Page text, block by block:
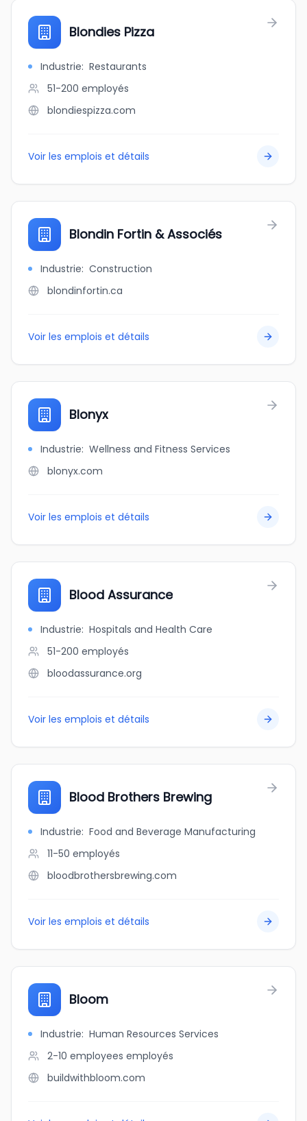
Blondies Pizza
Industrie: Restaurants
51-200 employés
blondiespizza.com
Voir les emplois et détails
Blondin Fortin & Associés
Industrie: Construction
blondinfortin.ca
Voir les emplois et détails
Blonyx
Industrie: Wellness and Fitness Services
blonyx.com
Voir les emplois et détails
Blood Assurance
Industrie: Hospitals and Health Care
51-200 employés
bloodassurance.org
Voir les emplois et détails
Blood Brothers Brewing
Industrie: Food and Beverage Manufacturing
11-50 employés
bloodbrothersbrewing.com
Voir les emplois et détails
Bloom
Industrie: Human Resources Services
2-10 employees employés
buildwithbloom.com